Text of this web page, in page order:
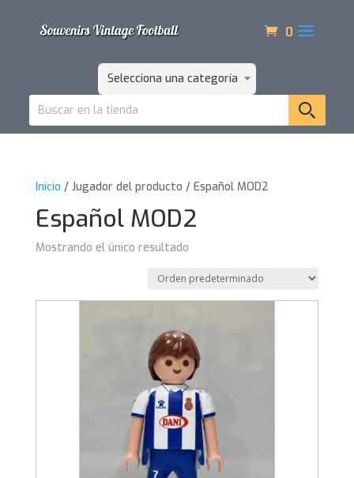
0
Selecciona una categoría
Inicio / Jugador del producto / Español MOD2
Español MOD2
Mostrando el único resultado